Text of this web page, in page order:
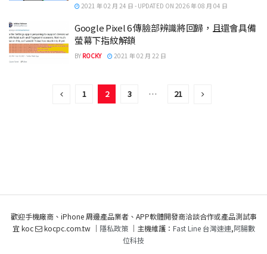
2021 年 02 月 24 日 - UPDATED ON 2026 年 08 月 04 日
Google Pixel 6 傳臉部辨識將回歸，且還會具備
螢幕下指紋解鎖
BY ROCKY 2021 年 02 月 22 日
1 2 3 … 21
歡迎手機廠商、iPhone 周邊產品業者、APP軟體開發商洽談合作或產品測試事
宜 koc
kocpc.com.tw ｜ 隱私政策｜主機維護： Fast Line 台灣速連,阿腸數
位科技